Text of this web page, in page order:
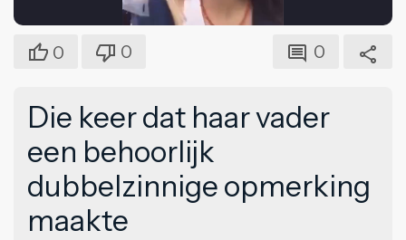
0 0 0
Die keer dat haar vader
een behoorlijk
dubbelzinnige opmerking
maakte